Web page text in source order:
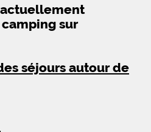
sur
séjours autour de